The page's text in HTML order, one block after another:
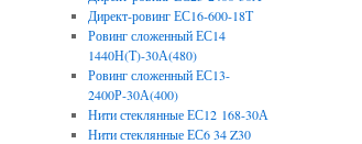
Директ-ровинг ЕС16-600-18Т
Ровинг сложенный ЕС14
1440Н(Т)-30А(480)
Ровинг сложенный ЕС13-
2400Р-30А(400)
Нити стеклянные ЕС12 168-30А
Нити стеклянные ЕС6 34 Z30